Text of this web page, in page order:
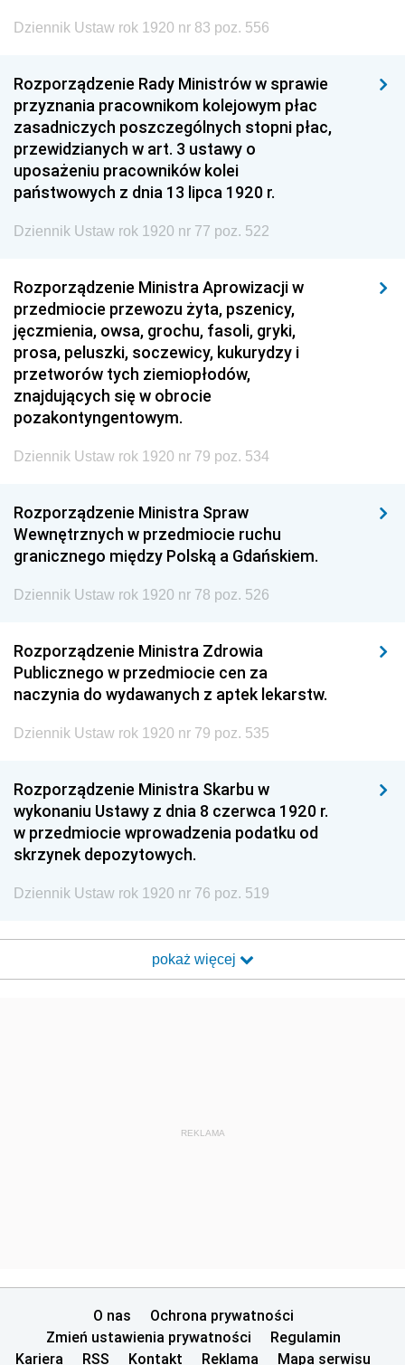
Dziennik Ustaw rok 1920 nr 83 poz. 556
Rozporządzenie Rady Ministrów w sprawie
przyznania pracownikom kolejowym płac
zasadniczych poszczególnych stopni płac,
przewidzianych w art. 3 ustawy o
uposażeniu pracowników kolei
państwowych z dnia 13 lipca 1920 r.
Dziennik Ustaw rok 1920 nr 77 poz. 522
Rozporządzenie Ministra Aprowizacji w
przedmiocie przewozu żyta, pszenicy,
jęczmienia, owsa, grochu, fasoli, gryki,
prosa, peluszki, soczewicy, kukurydzy i
przetworów tych ziemiopłodów,
znajdujących się w obrocie
pozakontyngentowym.
Dziennik Ustaw rok 1920 nr 79 poz. 534
Rozporządzenie Ministra Spraw
Wewnętrznych w przedmiocie ruchu
granicznego między Polską a Gdańskiem.
Dziennik Ustaw rok 1920 nr 78 poz. 526
Rozporządzenie Ministra Zdrowia
Publicznego w przedmiocie cen za
naczynia do wydawanych z aptek lekarstw.
Dziennik Ustaw rok 1920 nr 79 poz. 535
Rozporządzenie Ministra Skarbu w
wykonaniu Ustawy z dnia 8 czerwca 1920 r.
w przedmiocie wprowadzenia podatku od
skrzynek depozytowych.
Dziennik Ustaw rok 1920 nr 76 poz. 519
pokaż więcej
REKLAMA
O nas
Ochrona prywatności
Zmień ustawienia prywatności
Regulamin
Kariera
RSS Kontakt Reklama Mapa serwisu